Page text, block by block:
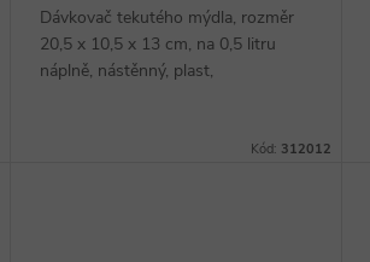
Dávkovač tekutého mýdla, rozměr
20,5 x 10,5 x 13 cm, na 0,5 litru
náplně, nástěnný, plast,
Kód: 312012